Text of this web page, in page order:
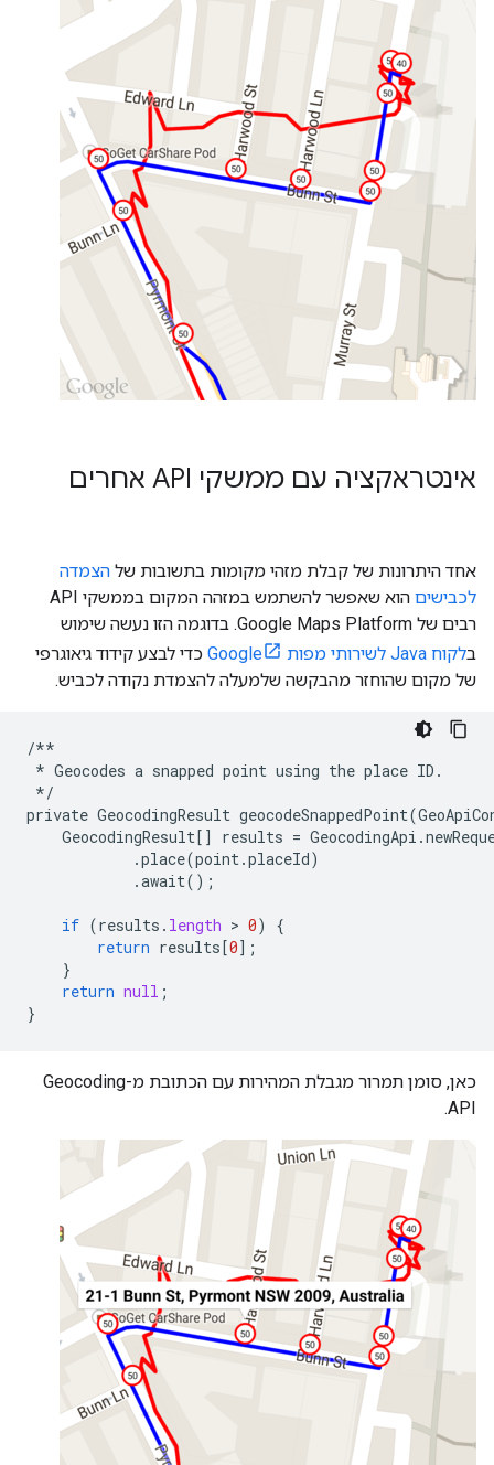
אינטראקציה עם ממשקי API אחרים
אחד היתרונות של קבלת מזהי מקומות בתשובות של הצמדה
לכבישים
הוא שאפשר להשתמש במזהה המקום בממשקי API
רבים של Google Maps Platform. בדוגמה הזו נעשה שימוש
בלקוח Java לשירותי מפות Google
כדי לבצע קידוד גיאוגרפי
של מקום שהוחזר מהבקשה שלמעלה להצמדת נקודה לכביש.
/**
* Geocodes a snapped point using the place ID .
*/
private GeocodingResult geocodeSnappedPoint(
GeocodingResult[] results = GeocodingApi .
.place(point.placeId)
.await();
if (results . length > 0)
{
return results[0];
}
return null ;
}
כאן, סומן תמרור מגבלת המהירות עם הכתובת מ-Geocoding
API.